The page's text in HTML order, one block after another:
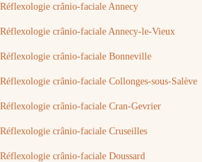
Réflexologie crânio-faciale Annecy
Réflexologie crânio-faciale Annecy-le-Vieux
Réflexologie crânio-faciale Bonneville
Réflexologie crânio-faciale Collonges-sous-Salève
Réflexologie crânio-faciale Cran-Gevrier
Réflexologie crânio-faciale Cruseilles
Réflexologie crânio-faciale Doussard